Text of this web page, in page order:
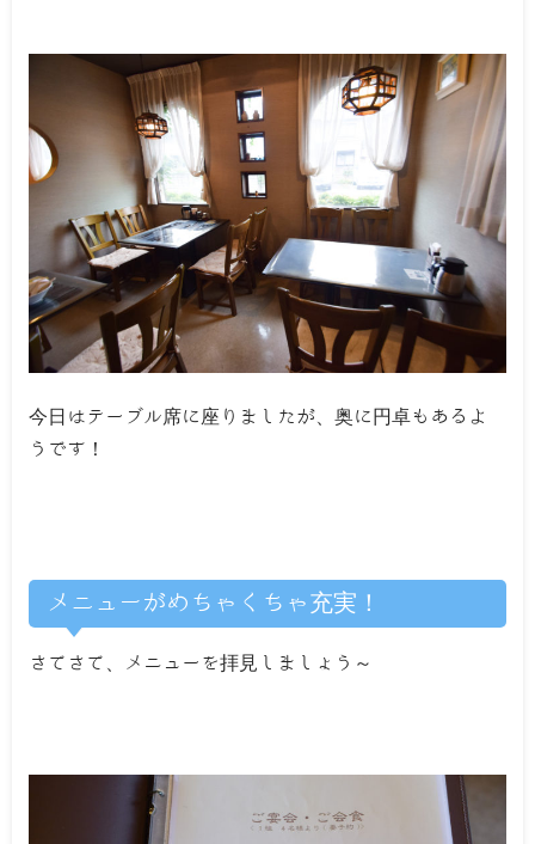
今日はテーブル席に座りましたが、奥に円卓もあるよ
うです！
メニューがめちゃくちゃ充実！
さてさて、メニューを拝見しましょう～